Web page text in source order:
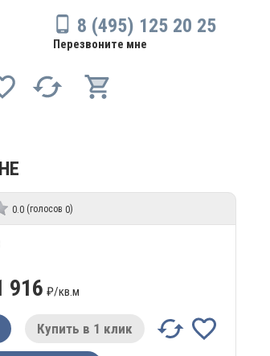
8 (495) 125 20 25
Перезвоните мне
0.0 (голосов 0)
916 ₽/кв.м
Купить в 1 клик